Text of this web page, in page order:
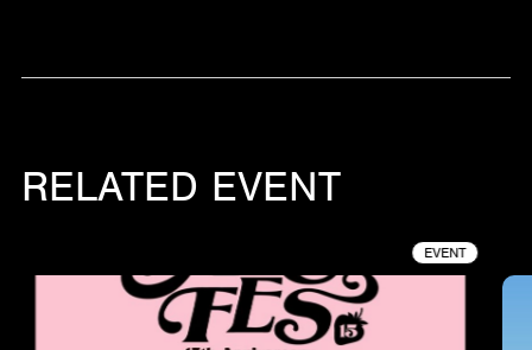
RELATED EVENT
EVENT